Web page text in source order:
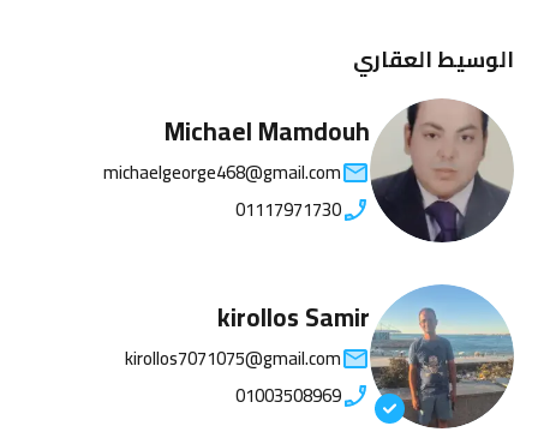
الوسيط العقاري
Michael Mamdouh
michaelgeorge468@gmail.com
01117971730
kirollos Samir
kirollos7071075@gmail.com
01003508969